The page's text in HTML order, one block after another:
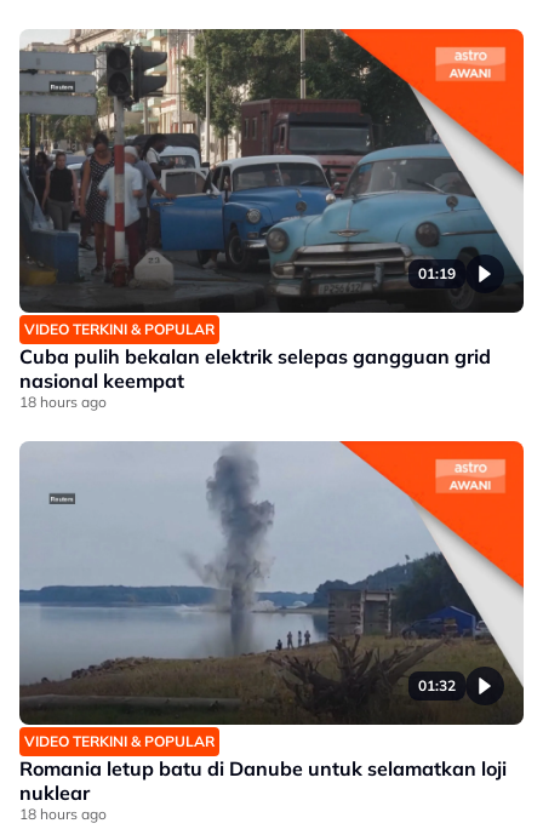
01:19
VIDEO TERKINI & POPULAR
Cuba pulih bekalan elektrik selepas gangguan grid
nasional keempat
18 hours ago
01:32
VIDEO TERKINI & POPULAR
Romania letup batu di Danube untuk selamatkan loji
nuklear
18 hours ago